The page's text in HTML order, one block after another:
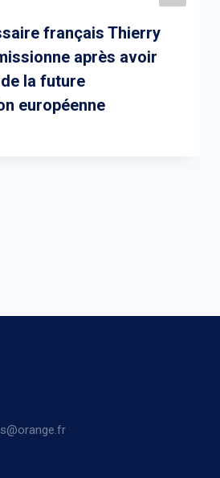
français Thierry
après avoir
la future
européenne